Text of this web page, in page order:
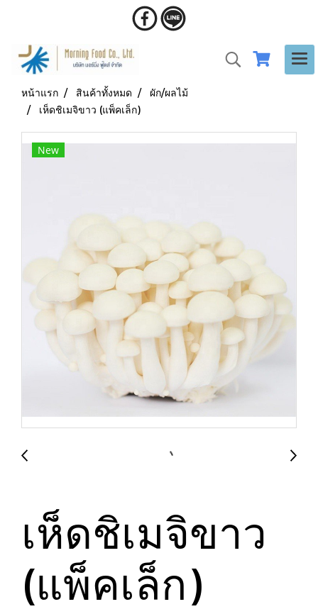
หน้าแรก สินค้าทั้งหมด
ผัก/ผลไม้
เห็ดชิเมจิขาว (แพ็คเล็ก)
New
เห็ดชิเมจิขาว
(แพ็คเล็ก)